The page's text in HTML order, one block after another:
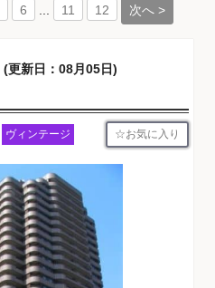
6 11 12 次へ >
(更新日：08月05日)
ヴィンテージ お気に入り